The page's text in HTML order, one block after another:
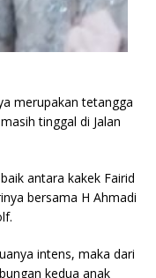
merupakan tetangga
tinggal di Jalan
antara kakek Fairid
bersama H Ahmadi
intens, maka dari
kedua anak